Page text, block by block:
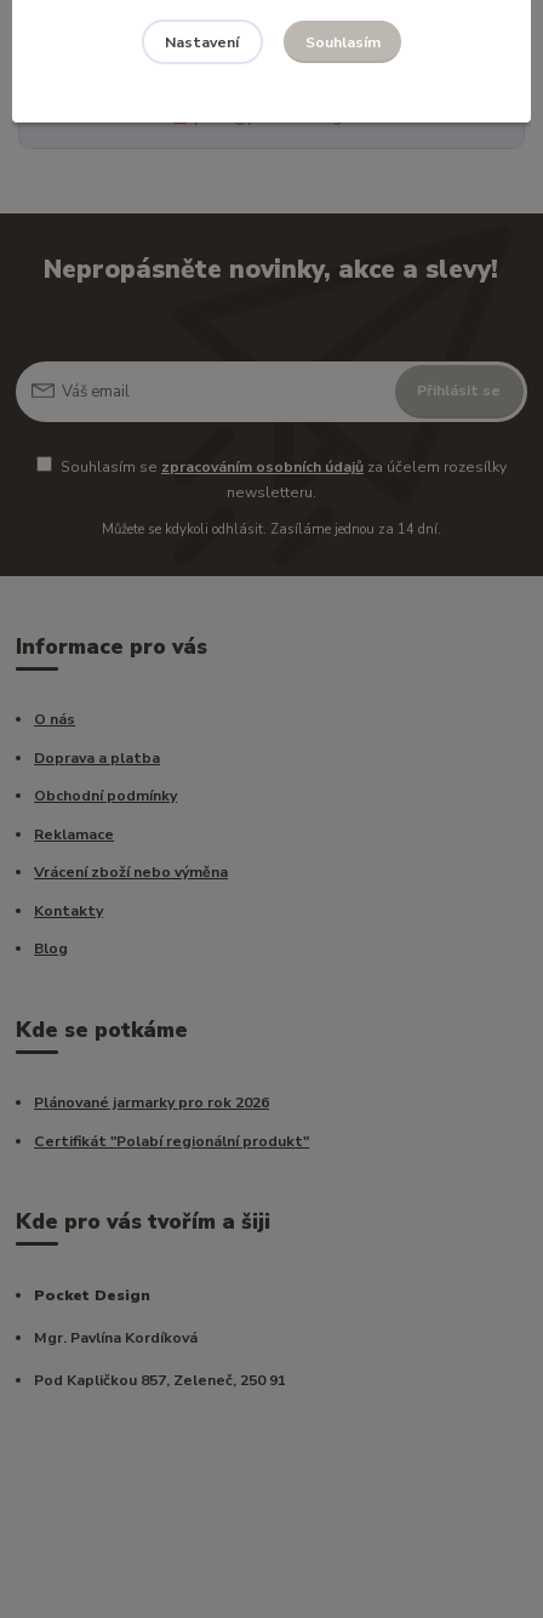
Potřebujete poradit?
Mgr. Pavlína Kordíková
Nepropásněte novinky, akce a slevy!
Přihlásit se
Souhlasím se zpracováním osobních údajůza účelem rozesílky
newsletteru.
Můžete se kdykoli odhlásit. Zasíláme jednou za 14 dní.
Informace pro vás
O nás
Doprava a platba
Obchodní podmínky
Reklamace
Vrácení zboží nebo výměna
Kontakty
Blog
Kde se potkáme
Plánované jarmarky pro rok 2026
Certifikát "Polabí regionální produkt"
Kde pro vás tvořím a šiji
Pocket Design
Mgr. Pavlína Kordíková
Pod Kapličkou 857, Zeleneč, 250 91
Nastavení Souhlasím